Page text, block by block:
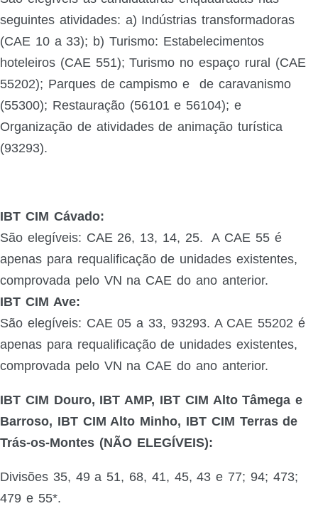
seguintes atividades: a) Indústrias transformadoras
(CAE 10 a 33); b) Turismo: Estabelecimentos
hoteleiros (CAE 551); Turismo no espaço rural (CAE
55202); Parques de campismo e de caravanismo
(55300); Restauração (56101 e 56104); e
Organização de atividades de animação turística
(93293).
IBT CIM Cávado:
São elegíveis: CAE 26, 13, 14, 25. A CAE 55 é
apenas para requalificação de unidades existentes,
comprovada pelo VN na CAE do ano anterior.
IBT CIM Ave:
São elegíveis: CAE 05 a 33, 93293. A CAE 55202 é
apenas para requalificação de unidades existentes,
comprovada pelo VN na CAE do ano anterior.
IBT CIM Douro, IBT AMP, IBT CIM Alto Tâmega e
Barroso, IBT CIM Alto Minho, IBT CIM Terras de
Trás-os-Montes (NÃO ELEGÍVEIS):
Divisões 35, 49 a 51, 68, 41, 45, 43 e 77; 94; 473;
479 e 55*.